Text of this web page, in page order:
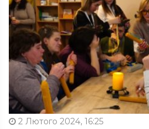
2 Лютого 2024, 16:25